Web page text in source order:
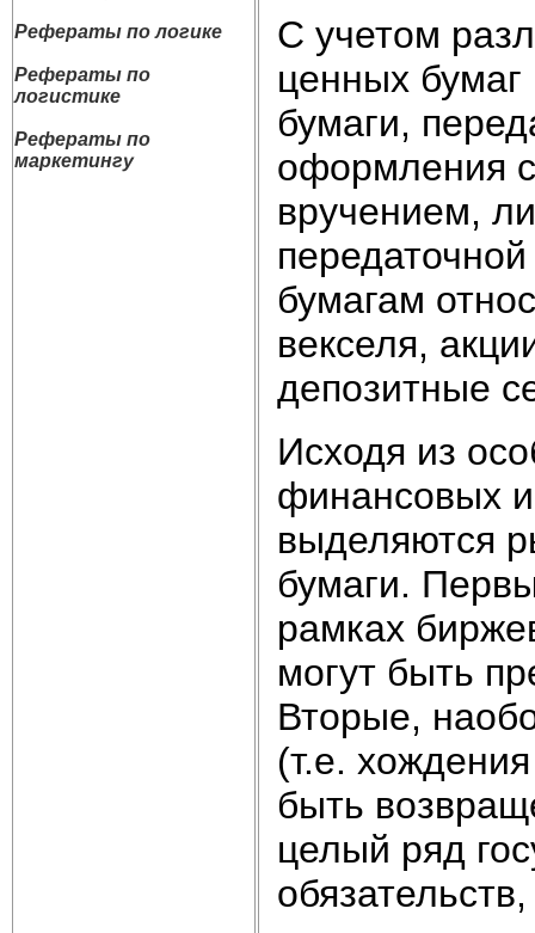
Рефераты по логике
Рефераты по
логистике
Рефераты по
маркетингу
С учетом
ценных
бумаги,
оформления
вручением,
бумагам
векселя,
депозитные
Исходя из
финансовых
выделяются
бумаги.
рамках
могут быть
Вторые,
(т.е.
быть
целый ряд